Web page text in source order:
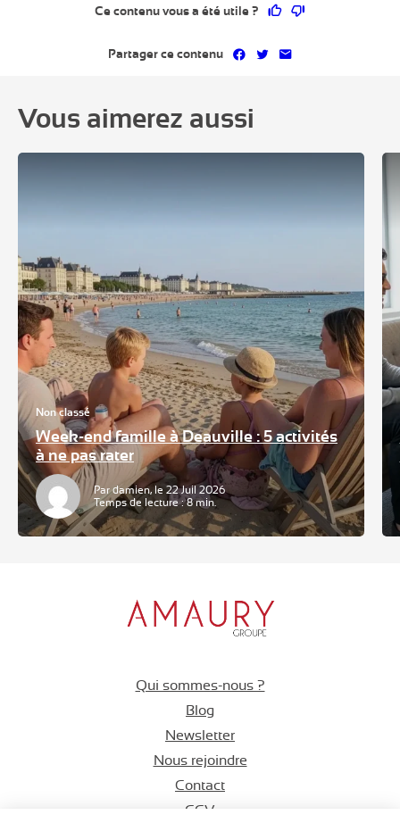
Ce contenu vous a été utile ? Ce contenu vous
Partager ce contenu Partager sur Facebook
Partager sur Twitter
Partager par
Vous aimerez aussi
Non classé
Week-end famille à Deauville : 5 activités
à ne pas rater
Par damien, le 22 Juil 2026
Temps de lecture : 8 min.
Qui sommes-nous ?
Blog
Newsletter
Nous rejoindre
Contact
CGV